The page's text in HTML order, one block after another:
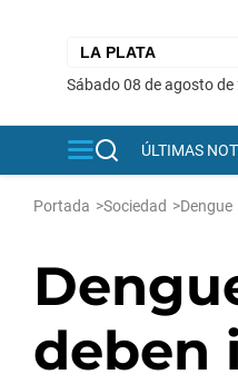
sábado 08 de agosto
ÚLTIMAS
Portada >Sociedad >Dengue
deben